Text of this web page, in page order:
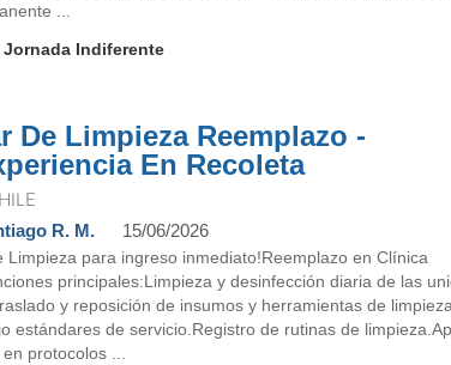
...
Jornada Indiferente
De Limpieza Reemplazo -
En Recoleta
R. M. 15/06/2026
Limpieza para ingreso inmediato!Reemplazo en Clínica
principales:Limpieza y desinfección diaria de las
y reposición de insumos y herramientas de
estándares de servicio.Registro de rutinas de
protocolos ...